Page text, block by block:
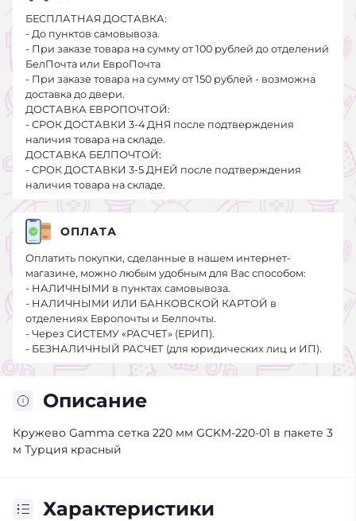
Описание
Кружево Gamma сетка 220 мм GCKM-220-01 в пакете 3
м Турция красный
Характеристики
БЕСПЛАТНАЯ ДОСТАВКА:
- До пунктов самовывоза.
- При заказе товара на сумму от 100 рублей до отделений
БелПочта или ЕвроПочта
- При заказе товара на сумму от 150 рублей - возможна
доставка до двери.
ДОСТАВКА ЕВРОПОЧТОЙ:
- СРОК ДОСТАВКИ 3-4 ДНЯ после подтверждения
наличия товара на складе.
ДОСТАВКА БЕЛПОЧТОЙ:
- СРОК ДОСТАВКИ 3-5 ДНЕЙ после подтверждения
наличия товара на складе.
ОПЛАТА
Оплатить покупки, сделанные в нашем интернет-
магазине, можно любым удобным для Вас способом:
- НАЛИЧНЫМИ в пунктах самовывоза.
- НАЛИЧНЫМИ ИЛИ БАНКОВСКОЙ КАРТОЙ в
отделениях Европочты и Белпочты.
- Через СИСТЕМУ «РАСЧЕТ» (ЕРИП).
- БЕЗНАЛИЧНЫЙ РАСЧЕТ (для юридических лиц и ИП).